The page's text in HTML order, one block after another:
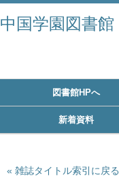
中国学園図書館
図書館HPへ
新着資料
雑誌タイトル索引に戻る